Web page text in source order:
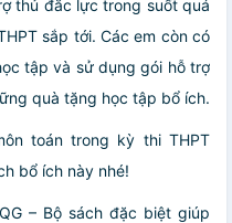
thủ đắc lực trong suốt quá
sắp tới. Các em còn có
tập và sử dụng gói hỗ trợ
quà tặng học tập bổ ích.
toán trong kỳ thi THPT
bổ ích này nhé!
– Bộ sách đặc biệt giúp